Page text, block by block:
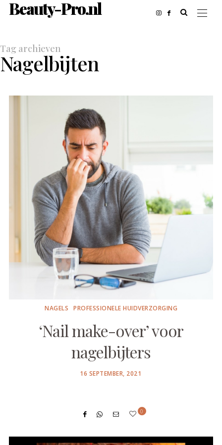
Beauty-Pro.nl
Tag archieven
Nagelbijten
NAGELS PROFESSIONELE HUIDVERZORGING
‘Nail make-over’ voor
nagelbijters
POSTED
16 SEPTEMBER, 2021
0